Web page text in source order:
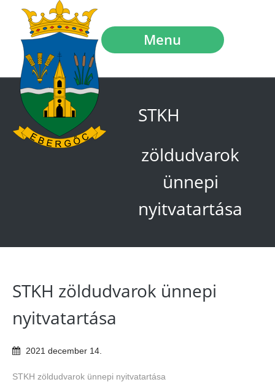
Menu
STKH
zöldudvarok
ünnepi
nyitvatartása
STKH zöldudvarok ünnepi
nyitvatartása
2021 december 14
STKH zöldudvarok ünnepi nyitvatartása